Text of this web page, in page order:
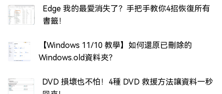
Edge 我的最愛消失了？手把手教你4招恢復所有
書籤！
【Windows 11/10 教學】如何還原已刪除的
Windows.old資料夾？
DVD 損壞也不怕！4種 DVD 救援方法讓資料一秒